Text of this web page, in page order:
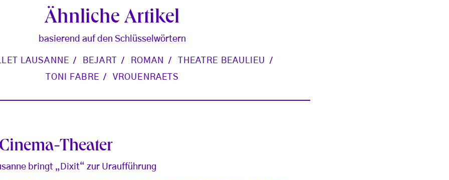
Ähnliche Artikel
basierend auf den Schlüsselwörtern
LAUSANNE BEJART ROMAN
THEATRE BEAULIEU
TONI FABRE
VROUENRAETS
Theater
bringt „Dixit“ zur Uraufführung